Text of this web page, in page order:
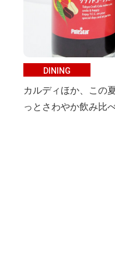
DINING
カルディほか、この
っとさわやか飲み比